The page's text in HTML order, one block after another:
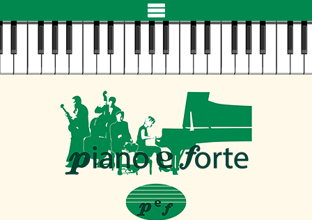
Navigation
überspringen